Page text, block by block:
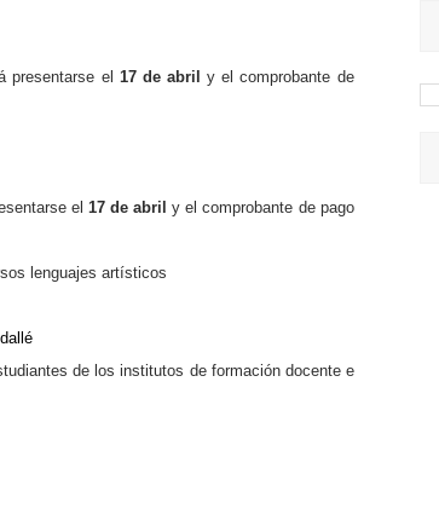
presentarse el 17 de abrily el comprobante de
el 17 de abrily el comprobante de pago
lenguajes artísticos
de los institutos de formación docente e